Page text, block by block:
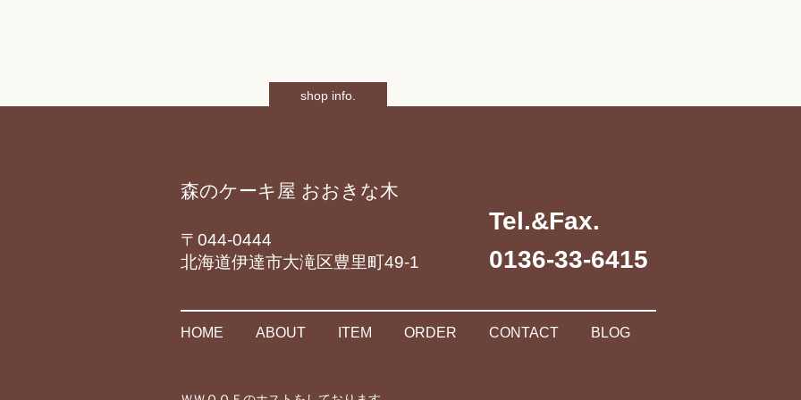
shop info.
森のケーキ屋 おおきな木
〒044-0444
北海道伊達市大滝区豊里町49-1
Tel.&Fax.
0136-33-6415
HOME ABOUT ITEM ORDER CONTACT BLOG